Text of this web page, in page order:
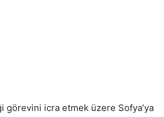
görevini icra etmek üzere Sofya’ya